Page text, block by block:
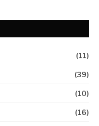
(11)
(39)
(10)
(16)